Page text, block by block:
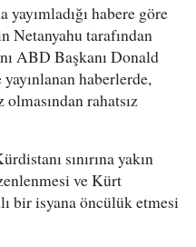
habere göre
Netanyahu tarafından
ABD Başkanı Donald
haberlerde,
olmasından rahatsız
sınırına yakın
ve Kürt
bir isyana öncülük etmesi